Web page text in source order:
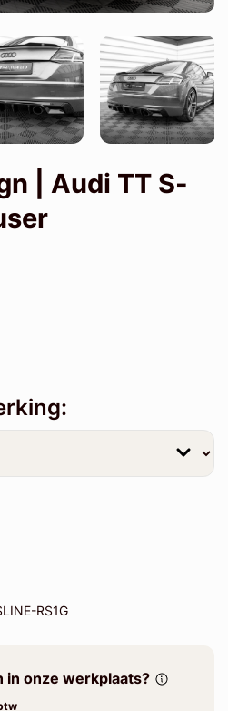
| Audi TT S-
RS1G
in onze werkplaats?